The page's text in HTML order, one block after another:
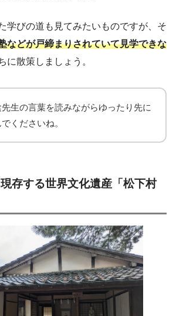
学びの道も見てみたいものですが、そ
などが戸締まりされていて見学できな
に散策しましょう。
生の言葉を読みながらゆったり先に
くださいね。
存する世界文化遺産「松下村